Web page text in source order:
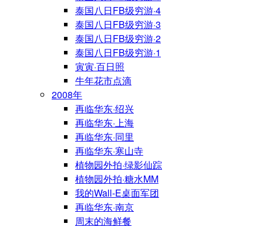
泰国八日FB级穷游·4
泰国八日FB级穷游·3
泰国八日FB级穷游·2
泰国八日FB级穷游·1
寅寅·百日照
牛年花市点滴
2008年
再临华东·绍兴
再临华东·上海
再临华东·同里
再临华东·寒山寺
植物园外拍·绿影仙踪
植物园外拍·糖水MM
我的Wall-E桌面军团
再临华东·南京
周末的海鲜餐